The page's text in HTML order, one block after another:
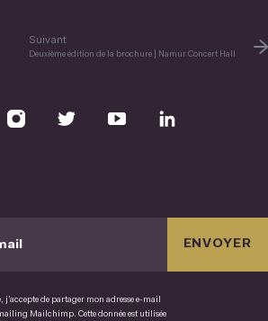
Suivant
Deuxième édition de la brochure | Namur Concert Hall
j’accepte de partager mon adresse e-mail
Mailchimp. Cette donnée est utilisée
ENVOYER